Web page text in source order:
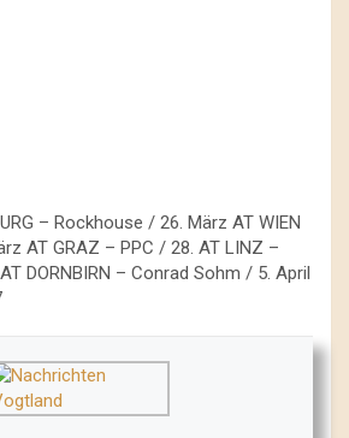
– Rockhouse / 26. März AT WIEN
AT GRAZ – PPC / 28. AT LINZ –
DORNBIRN – Conrad Sohm / 5. April